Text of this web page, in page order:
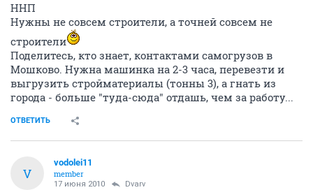
ННП
Нужны не совсем строители, а точней совсем не
строители
Поделитесь, кто знает, контактами самогрузов в
Мошково. Нужна машинка на 2-3 часа, перевезти и
выгрузить стройматериалы (тонны 3), а гнать из
города - больше "туда-сюда" отдашь, чем за работу...
ОТВЕТИТЬ
V
vodolei11
member
17 июня 2010 Dvarv